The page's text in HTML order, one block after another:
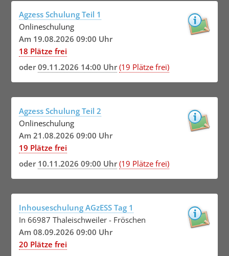
Agzess Schulung Teil 1
Onlineschulung
Am 19.08.2026 09:00 Uhr
18 Plätze frei
oder09.11.2026 14:00 Uhr (19 Plätze frei)
Agzess Schulung Teil 2
Onlineschulung
Am 21.08.2026 09:00 Uhr
19 Plätze frei
oder 10.11.2026 09:00 Uhr (19 Plätze frei)
Inhouseschulung AGzESS Tag 1
In 66987 Thaleischweiler - Fröschen
Am 08.09.2026 09:00 Uhr
20 Plätze frei